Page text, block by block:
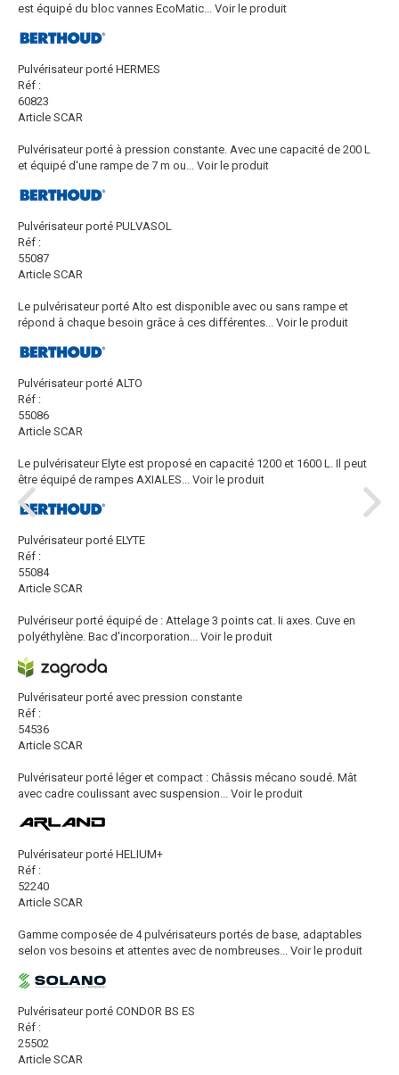
est équipé du bloc vannes EcoMatic... Voir le produit
Pulvérisateur porté HERMES
Réf :
60823
Article SCAR
Pulvérisateur porté à pression constante. Avec une capacité de 200 L
et équipé d'une rampe de 7 m ou... Voir le produit
Pulvérisateur porté PULVASOL
Réf :
55087
Article SCAR
Le pulvérisateur porté Alto est disponible avec ou sans rampe et
répond à chaque besoin grâce à ces différentes... Voir le produit
Pulvérisateur porté ALTO
Réf :
55086
Article SCAR
Le pulvérisateur Elyte est proposé en capacité 1200 et 1600 L. Il peut
être équipé de rampes AXIALES... Voir le produit
Pulvérisateur porté ELYTE
Réf :
55084
Article SCAR
Pulvériseur porté équipé de : Attelage 3 points cat. Ii axes. Cuve en
polyéthylène. Bac d'incorporation... Voir le produit
Pulvérisateur porté avec pression constante
Réf :
54536
Article SCAR
Pulvérisateur porté léger et compact : Châssis mécano soudé. Mât
avec cadre coulissant avec suspension... Voir le produit
Pulvérisateur porté HELIUM+
Réf :
52240
Article SCAR
Gamme composée de 4 pulvérisateurs portés de base, adaptables
selon vos besoins et attentes avec de nombreuses... Voir le produit
Pulvérisateur porté CONDOR BS ES
Réf :
25502
Article SCAR